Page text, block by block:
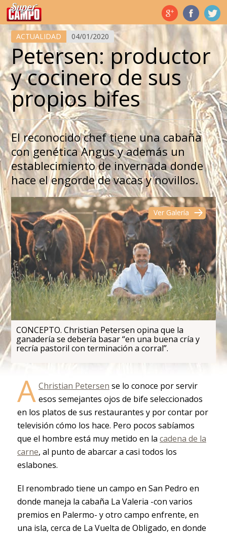
Temas de hoy
ACTUALIDAD 04/01/2020
Petersen: productor
y cocinero de sus
propios bifes
El reconocido chef tiene una cabaña
con genética Angus y además un
establecimiento de invernada donde
hace el engorde de vacas y novillos.
Ver Galería
CONCEPTO. Christian Petersen opina que la
ganadería se debería basar “en una buena cría y
recría pastoril con terminación a corral”.
A Christian Petersen se lo conoce por servir
esos semejantes ojos de bife seleccionados
en los platos de sus restaurantes y por contar por
televisión cómo los hace. Pero pocos sabíamos
que el hombre está muy metido en la cadena de la
carne, al punto de abarcar a casi todos los
eslabones.
El renombrado tiene un campo en San Pedro en
donde maneja la cabaña La Valeria -con varios
premios en Palermo- y otro campo enfrente, en
una isla, cerca de La Vuelta de Obligado, en donde